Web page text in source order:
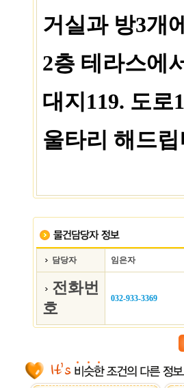
거실과 방3개
2층 테라스에
대지119. 도로
울타리 해드
담당자 임은자
전화번
호
032-933-3369